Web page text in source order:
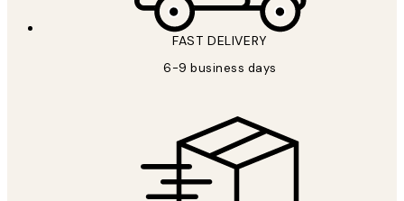
FAST DELIVERY
6-9 business days